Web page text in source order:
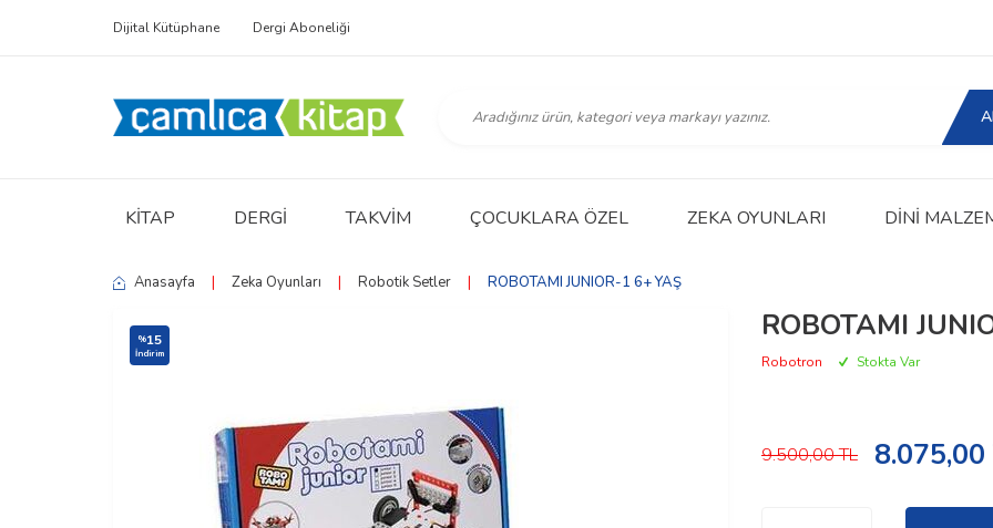
Dijital Kütüphane Dergi Aboneliği
KITAP DERGI TAKVIM ÇOCUKLARA ÖZEL ZEKA OYUNLARI DINI
Anasayfa | Zeka Oyunları | Robotik Setler | ROBOTAMI JUNIOR-1 6+ YAŞ
%15
İndirim
ROBOTAMI
Robotron Stokta Var
9.500,00TL 8.075,00